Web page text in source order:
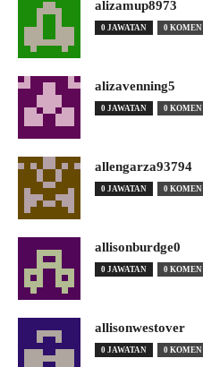
alizamup8973
0 JAWATAN 0 KOMEN
alizavenning5
0 JAWATAN 0 KOMEN
allengarza93794
0 JAWATAN 0 KOMEN
allisonburdge0
0 JAWATAN 0 KOMEN
allisonwestover
0 JAWATAN 0 KOMEN